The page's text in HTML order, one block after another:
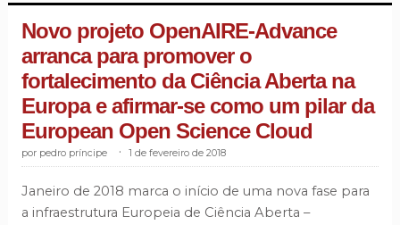
Novo projeto OpenAIRE-Advance
arranca para promover o
fortalecimento da Ciência Aberta na
Europa e afirmar-se como um pilar da
European Open Science Cloud
pedro príncipe. 1 de fevereiro de 2018
Janeiro de 2018 marca o início de uma nova fase para
a infraestrutura Europeia de Ciência Aberta –